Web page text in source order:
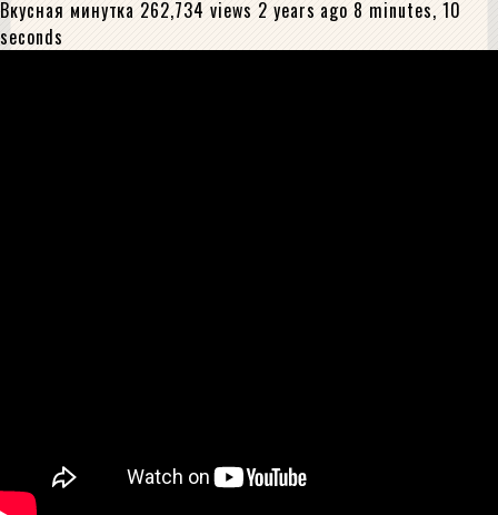
Вкусная минутка 262,734 views 2 years ago 8 minutes, 10
seconds